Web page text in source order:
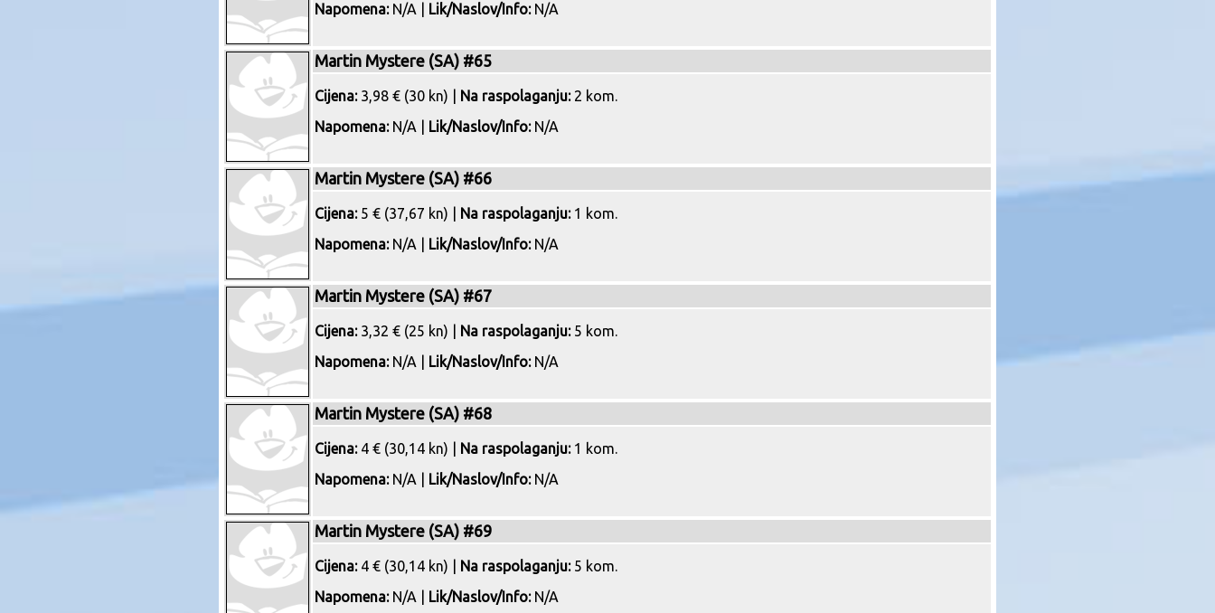
Napomena:N/A | Lik/Naslov/Info:N/A
Martin Mystere (SA) #65
Cijena:3,98 € (30 kn) | Na raspolaganju:2 kom.
Napomena:N/A | Lik/Naslov/Info:N/A
Martin Mystere (SA) #66
Cijena:5 € (37,67 kn) | Na raspolaganju:1 kom.
Napomena:N/A | Lik/Naslov/Info:N/A
Martin Mystere (SA) #67
Cijena:3,32 € (25 kn) | Na raspolaganju:5 kom.
Napomena:N/A | Lik/Naslov/Info:N/A
Martin Mystere (SA) #68
Cijena:4 € (30,14 kn) | Na raspolaganju:1 kom.
Napomena:N/A | Lik/Naslov/Info:N/A
Martin Mystere (SA) #69
Cijena:4 € (30,14 kn) | Na raspolaganju:5 kom.
Napomena:N/A | Lik/Naslov/Info:N/A